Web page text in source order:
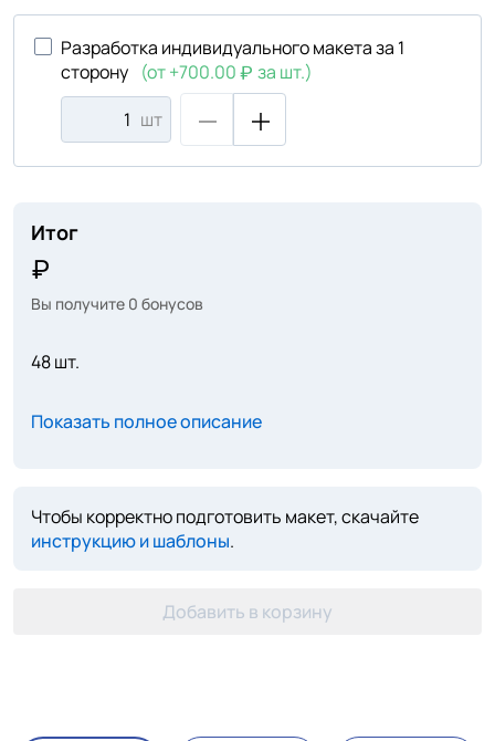
Разработка индивидуального макета за 1
сторону (от +700.00
за шт.)
шт
Итог
Вы получите 0 бонусов
48 шт.
Показать полное описание
Чтобы корректно подготовить макет, скачайте
инструкцию и шаблоны.
Добавить в корзину